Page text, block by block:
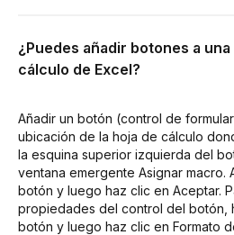
¿Puedes añadir botones a una
cálculo de Excel?
Añadir un botón (control de
ubicación de la hoja de cálculo
la esquina superior izquierda del
ventana emergente Asignar macro.
botón y luego haz clic en Aceptar.
propiedades del control del botón,
botón y luego haz clic en Formato